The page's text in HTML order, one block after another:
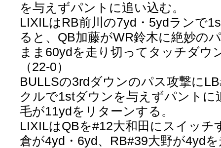
を与えずパントに追い込む。
LIXILはRB前川の7yd・5ydランで
ると、QB加藤がWR鈴木に絶妙の
まま60ydを走り切ってタッチダウ
（22-0）
BULLSの3rdダウンのパス攻撃に
クルで1stダウンを与えずパントに
毛が11ydをリターンする。
LIXILはQBを#12大和田にスイッチ
倉が4yd・6yd、RB#39大野が4yd